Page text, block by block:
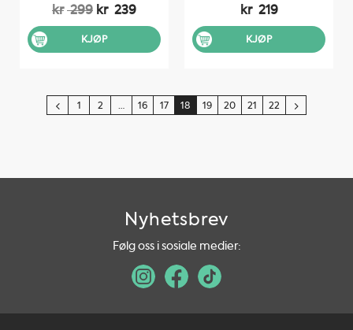
kr299 Opprinnelig
pris
var:
kr 299.
kr 239Nåværende
pris
kr 239.
KJØP
kr 219
KJØP
1 2 … 16 17 18 19 20 21 22
Nyhetsbrev
Følg oss i sosiale medier: